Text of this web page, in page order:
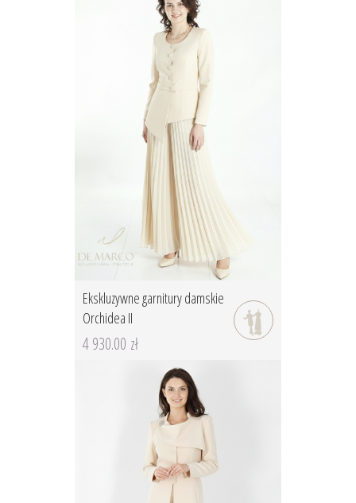
Ekskluzywne garnitury damskie
Orchidea II
4 930.00 zł